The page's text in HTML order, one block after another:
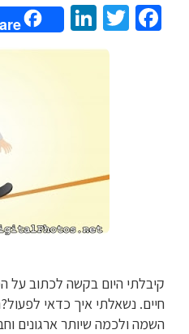
Facebook
Twitter
קיבלתי היום בקשה לכתוב על
חיים. נשאלתי איך כדאי
השמה ולכמה שיותר ארגונים